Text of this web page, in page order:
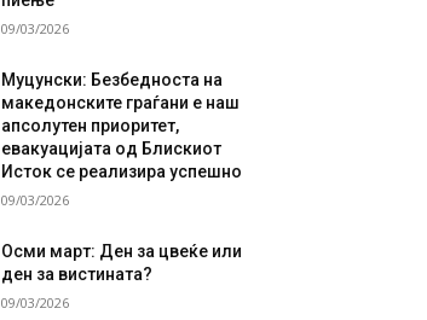
09/03/2026
Муцунски: Безбедноста на
македонските граѓани е наш
апсолутен приоритет,
евакуацијата од Блискиот
Исток се реализира успешно
09/03/2026
Осми март: Ден за цвеќе или
ден за вистината?
09/03/2026